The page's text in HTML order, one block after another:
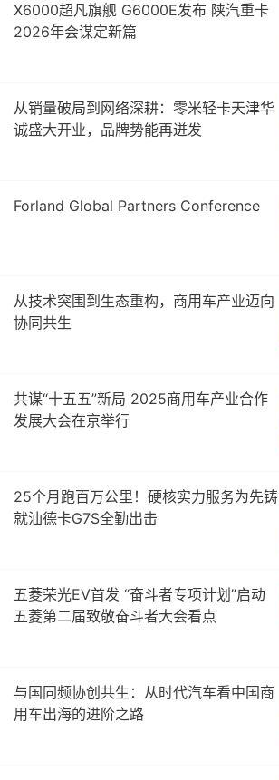
X6000超凡旗舰 G6000E发布 陕汽重卡
2026年会谋定新篇
从销量破局到网络深耕：零米轻卡天津华
诚盛大开业，品牌势能再迸发
Forland Global Partners Conference
从技术突围到生态重构，商用车产业迈向
协同共生
共谋“十五五”新局 2025商用车产业合作
发展大会在京举行
25个月跑百万公里！硬核实力服务为先铸
就汕德卡G7S全勤出击
五菱荣光EV首发 “奋斗者专项计划”启动
五菱第二届致敬奋斗者大会看点
与国同频协创共生：从时代汽车看中国商
用车出海的进阶之路